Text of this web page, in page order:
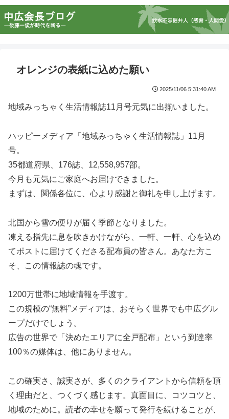
オレンジの表紙に込めた願い
2025/11/06 5:31:40 AM
地域みっちゃく生活情報誌11月号元気に出揃いました。
ハッピーメディア「地域みっちゃく生活情報誌」11月
号。
35都道府県、176誌、12,558,957部。
今月も元気にご家庭へお届けできました。
まずは、関係各位に、心より感謝と御礼を申し上げます。
北国から雪の便りが届く季節となりました。
凍える指先に息を吹きかけながら、一軒、一軒、心を込め
てポストに届けてくださる配布員の皆さん。あなた方こ
そ、この情報誌の魂です。
1200万世帯に地域情報を手渡す。
この規模の“無料”メディアは、おそらく世界でも中広グル
ープだけでしょう。
広告の世界で「決めたエリアに全戸配布」という到達率
100％の媒体は、他にありません。
この確実さ、誠実さが、多くのクライアントから信頼を頂
く理由だと、つくづく感じます。真面目に、コツコツと、
地域のために。読者の幸せを願って発行を続けることが、